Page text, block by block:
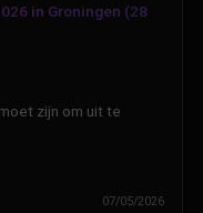
in Groningen (28
07/05/2026
zijn om uit te